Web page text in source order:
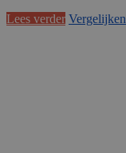
Lees verder Vergelijken